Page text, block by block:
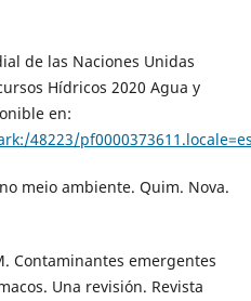
de las Naciones Unidas
Hídricos 2020 Agua y
en:
48223/
meio ambiente. Quim. Nova.
Contaminantes emergentes
Una revisión. Revista